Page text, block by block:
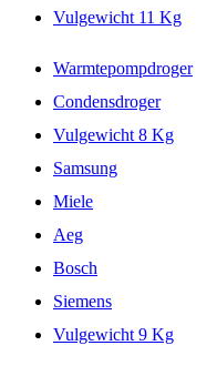
Vulgewicht 11 Kg
Warmtepompdroger
Condensdroger
Vulgewicht 8 Kg
Samsung
Miele
Aeg
Bosch
Siemens
Vulgewicht 9 Kg